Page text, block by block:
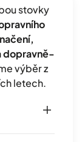
stovky
dopravně-
výběr z
letech.